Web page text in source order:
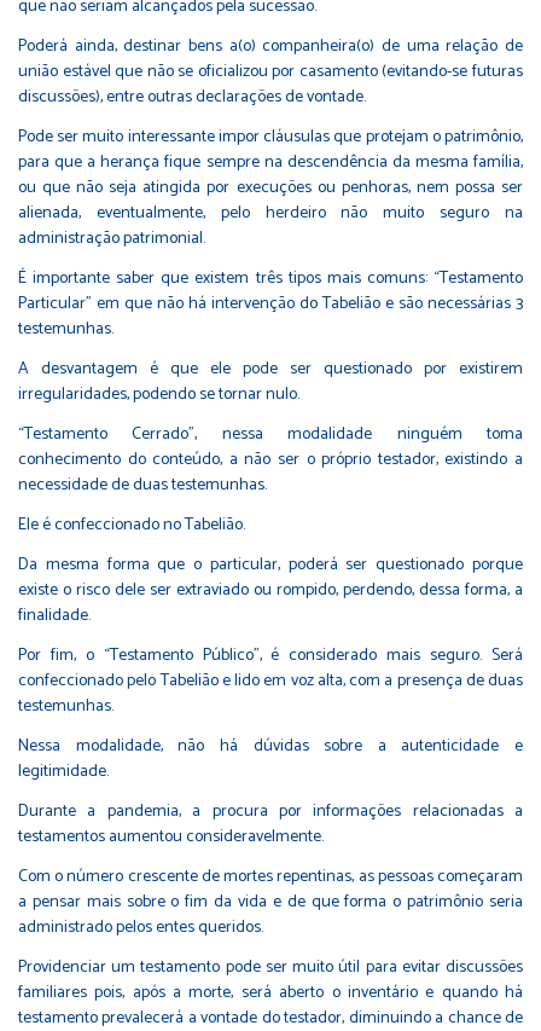
que não seriam alcançados pela sucessão.
Poderá ainda, destinar bens a(o) companheira(o) de uma relação de
união estável que não se oficializou por casamento (evitando-se futuras
discussões), entre outras declarações de vontade.
Pode ser muito interessante impor cláusulas que protejam o patrimônio,
para que a herança fique sempre na descendência da mesma família,
ou que não seja atingida por execuções ou penhoras, nem possa ser
alienada, eventualmente, pelo herdeiro não muito seguro na
administração patrimonial.
É importante saber que existem três tipos mais comuns: “Testamento
Particular” em que não há intervenção do Tabelião e são necessárias 3
testemunhas.
A desvantagem é que ele pode ser questionado por existirem
irregularidades, podendo se tornar nulo.
“Testamento Cerrado”, nessa modalidade ninguém toma
conhecimento do conteúdo, a não ser o próprio testador, existindo a
necessidade de duas testemunhas.
Ele é confeccionado no Tabelião.
Da mesma forma que o particular, poderá ser questionado porque
existe o risco dele ser extraviado ou rompido, perdendo, dessa forma, a
finalidade.
Por fim, o “Testamento Público”, é considerado mais seguro. Será
confeccionado pelo Tabelião e lido em voz alta, com a presença de duas
testemunhas.
Nessa modalidade, não há dúvidas sobre a autenticidade e
legitimidade.
Durante a pandemia, a procura por informações relacionadas a
testamentos aumentou consideravelmente.
Com o número crescente de mortes repentinas, as pessoas começaram
a pensar mais sobre o fim da vida e de que forma o patrimônio seria
administrado pelos entes queridos.
Providenciar um testamento pode ser muito útil para evitar discussões
familiares pois, após a morte, será aberto o inventário e quando há
testamento prevalecerá a vontade do testador, diminuindo a chance de